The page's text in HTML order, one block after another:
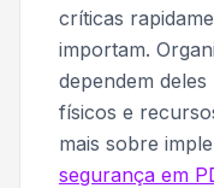
críticas
importam.
dependem
físicos e
mais sobre
segurança em